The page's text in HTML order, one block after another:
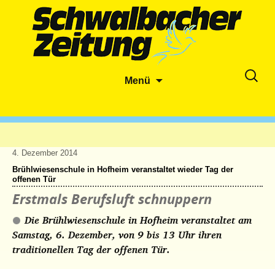
Menü
Suche
4. Dezember 2014
Brühlwiesenschule in Hofheim veranstaltet wieder Tag der
offenen Tür
Erstmals Berufsluft schnuppern
Die Brühlwiesenschule in Hofheim veranstaltet am
Samstag, 6. Dezember, von 9 bis 13 Uhr ihren
traditionellen Tag der offenen Tür.